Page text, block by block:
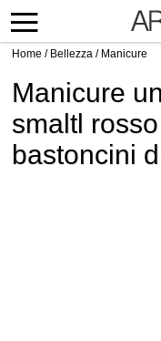
Home / Bellezza / Manicure
Manicure
smaltl
bastoncini